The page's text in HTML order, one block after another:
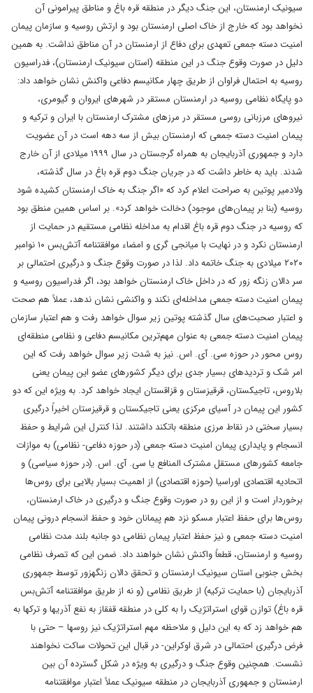
سیونیک ارمنستان، این جنگ دیگر در منطقه قره ­باغ و مناطق پیرامونی آن
نخواهد بود که خارج از خاک اصلی ارمنستان بود و ارتش روسیه و سازمان پیمان
امنیت دسته جمعی تعهدی برای دفاع از ارمنستان در آن مناطق نداشت. به همین
دلیل در صورت وقوع جنگ در این منطقه (استان سیونیک ارمنستان)، فدراسیون
روسیه به احتمال فراوان از طریق چهار مکانیسم دفاعی واکنش نشان خواهد داد:
دو پایگاه نظامی روسیه در ارمنستان مستقر در شهرهای ایروان و گیومری،
نیروهای مرزبانی روسی مستقر در مرزهای مشترک‌‌ ارمنستان با ایران و ترکیه و
پیمان امنیت دسته جمعی که ارمنستان بیش از سه دهه است در آن عضویت
دارد و جمهوری آذربایجان به همراه گرجستان در سال ۱۹۹۹ میلادی از آن خارج
شدند. باید به خاطر داشت که در جریان جنگ دوم قره باغ در سال گذشته،
ولادمیر پوتین به صراحت اعلام کرد که «اگر جنگ به خاک ارمنستان کشیده شود
روسیه (بنا بر پیمان‌‌های موجود) دخالت خواهد کرد». بر اساس همین منطق بود
که روسیه در جنگ دوم قره باغ اقدام به مداخله نظامی مستقیم در حمایت از
ارمنستان نکرد و در نهایت با میانجی گری و امضاء موافقتنامه ‌‌آتش‌بس ۱۰ نوامبر
۲۰۲۰ میلادی به جنگ خاتمه داد. لذا در صورت وقوع جنگ و درگیری احتمالی بر
سر دالان زنگه زور که در داخل خاک ارمنستان خواهد بود، اگر فدراسیون روسیه و
پیمان امنیت دسته جمعی مداخله‌‌ای نکند و واکنشی نشان ندهد، عملاً هم صحت
و اعتبار صحبت‌های سال گذشته پوتین زیر سوال خواهد رفت و هم اعتبار سازمان
پیمان امنیت دسته جمعی به عنوان مهم‌‌‌ترین مکانیسم دفاعی و نظامی منطقه‌‌ای
روس محور در حوزه سی. آی. اس. نیز به شدت زیر سوال خواهد رفت که این
امر شک و تردیدهای بسیار جدی برای دیگر کشورهای عضو این پیمان یعنی
بلاروس، تاجیکستان، قرقیزستان و قزاقستان ایجاد خواهد کرد. به ویژه این که دو
کشور این پیمان در آسیای مرکزی یعنی تاجیکستان و قرقیزستان اخیراً درگیری
بسیار سختی در نقاط مرزی منطقه باتکند داشتند. لذا کنترل این شرایط و حفظ
انسجام و پایداری پیمان امنیت دسته جمعی (در حوزه دفاعی- نظامی) به موازات
جامعه کشورهای مستقل مشترک المنافع یا سی. آی. اس. (در حوزه سیاسی) و
اتحادیه اقتصادی اوراسیا (حوزه اقتصادی) از اهمیت بسیار بالایی برای روس‌ها
برخوردار است و از این رو در صورت وقوع جنگ و درگیری در خاک ارمنستان،
روس‌ها برای حفظ اعتبار مسکو نزد هم پیمانان خود و حفظ انسجام درونی پیمان
امنیت دسته جمعی و نیز حفظ اعتبار پیمان نظامی دو جانبه بلند مدت نظامی
روسیه و ارمنستان، قطعاً واکنش نشان خواهند داد. ضمن این که تصرف نظامی
بخش جنوبی استان سیونیک ارمنستان و تحقق دالان زنگه­زور توسط جمهوری
آذربایجان (با حمایت ترکیه) از طریق نظامی (و نه از طریق موافقتنامه ‌‌آتش‌بس
قره باغ)‌‌ توازن قوای استراتژیک را به کلی در منطقه قفقاز به نفع آذری­ها و ترک­ها به
هم خواهد زد که به این دلیل و ملاحظه مهم استراتژیک نیز روس­ها – حتی با
فرض درگیری احتمالی در شرق اوکراین- در قبال این تحولات ساکت نخواهند
نشست. همچنین وقوع جنگ و درگیری به ویژه در شکل گسترده آن بین
ارمنستان و جمهوری آذربایجان در منطقه سیونیک عملاً اعتبار موافقتنامه